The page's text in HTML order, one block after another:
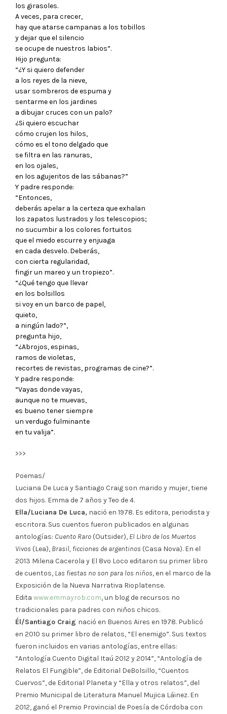
los girasoles.
A veces, para crecer,
hay que atarse campanas a los tobillos
y dejar que el silencio
se ocupe de nuestros labios”.
Hijo pregunta:
“¿Y si quiero defender
a los reyes de la nieve,
usar sombreros de espuma y
sentarme en los jardines
a dibujar cruces con un palo?
¿Si quiero escuchar
cómo crujen los hilos,
cómo es el tono delgado que
se filtra en las ranuras,
en los ojales,
en los agujeritos de las sábanas?”
Y padre responde:
“Entonces,
deberás apelar a la certeza que exhalan
los zapatos lustrados y los telescopios;
no sucumbir a los colores fortuitos
que el miedo escurre y enjuaga
en cada desvelo. Deberás,
con cierta regularidad,
fingir un mareo y un tropiezo”.
“¿Qué tengo que llevar
en los bolsillos
si voy en un barco de papel,
quieto,
a ningún lado?”,
pregunta hijo,
“¿Abrojos, espinas,
ramos de violetas,
recortes de revistas, programas de cine?”.
Y padre responde:
“Vayas donde vayas,
aunque no te muevas,
es bueno tener siempre
un verdugo fulminante
en tu valija”.
>>>
Poemas/
Luciana De Luca y Santiago Craig son marido y mujer, tiene
dos hijos. Emma de 7 años y Teo de 4.
Ella/Luciana De Luca, nació en 1978. Es editora, periodista y
escritora. Sus cuentos fueron publicados en algunas
antologías: Cuento Raro (Outsider), El Libro de los Muertos
Vivos (Lea), Brasil, ficciones de argentinos (Casa Nova). En el
2013 Milena Cacerola y El 8vo Loco editaron su primer libro
de cuentos, Las fiestas no son para los niños, en el marco de la
Exposición de la Nueva Narrativa Rioplatense.
Edita www.emmayrob.com, un blog de recursos no
tradicionales para padres con niños chicos.
Él/Santiago Craig nació en Buenos Aires en 1978. Publicó
en 2010 su primer libro de relatos, “El enemigo”. Sus textos
fueron incluidos en varias antologías, entre ellas:
“Antología Cuento Digital Itaú 2012 y 2014”, “Antología de
Relatos El Fungible”, de Editorial DeBolsillo, “Cuentos
Cuervos”, de Editorial Planeta y “Ella y otros relatos”, del
Premio Municipal de Literatura Manuel Mujica Láinez. En
2012, ganó el Premio Provincial de Poesía de Córdoba con